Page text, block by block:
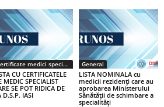
Certificate medici specialiști / primari
CU CERTIFICATELE
MEDIC SPECIALIST
SE POT RIDICA DE
D.S.P. IASI
General
LISTA NOMINALA cu
medicii rezidenţi care au
aprobarea Ministerului
Sănătăţii de schimbare a
specialităţi